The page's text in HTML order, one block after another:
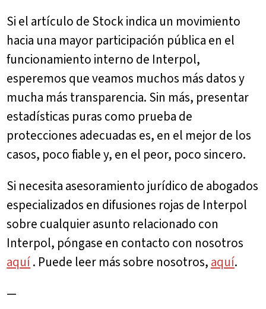
Si el artículo de Stock indica un movimiento
hacia una mayor participación pública en el
funcionamiento interno de Interpol,
esperemos que veamos muchos más datos y
mucha más transparencia. Sin más, presentar
estadísticas puras como prueba de
protecciones adecuadas es, en el mejor de los
casos, poco fiable y, en el peor, poco sincero.
Si necesita asesoramiento jurídico de abogados
especializados en difusiones rojas de Interpol
sobre cualquier asunto relacionado con
Interpol, póngase en contacto con nosotros
aquí. Puede leer más sobre nosotros, aquí.
—